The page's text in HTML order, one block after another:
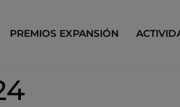
PREMIOS EXPANSIÓN